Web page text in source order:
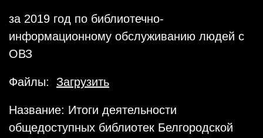
за 2019 год по библиотечно-
информационному обслуживанию людей с
ОВЗ
Файлы: Загрузить
Название: Итоги деятельности
общедоступных библиотек Белгородской